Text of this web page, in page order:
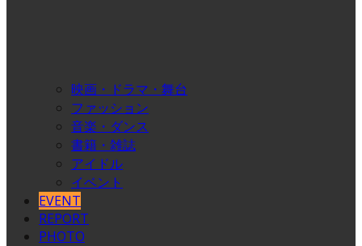
映画・ドラマ・舞台
ファッション
音楽・ダンス
書籍・雑誌
アイドル
イベント
EVENT
REPORT
PHOTO